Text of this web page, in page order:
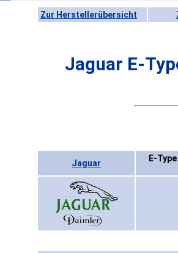
Zur Herstellerübersicht
Jaguar E-
Jaguar
E-